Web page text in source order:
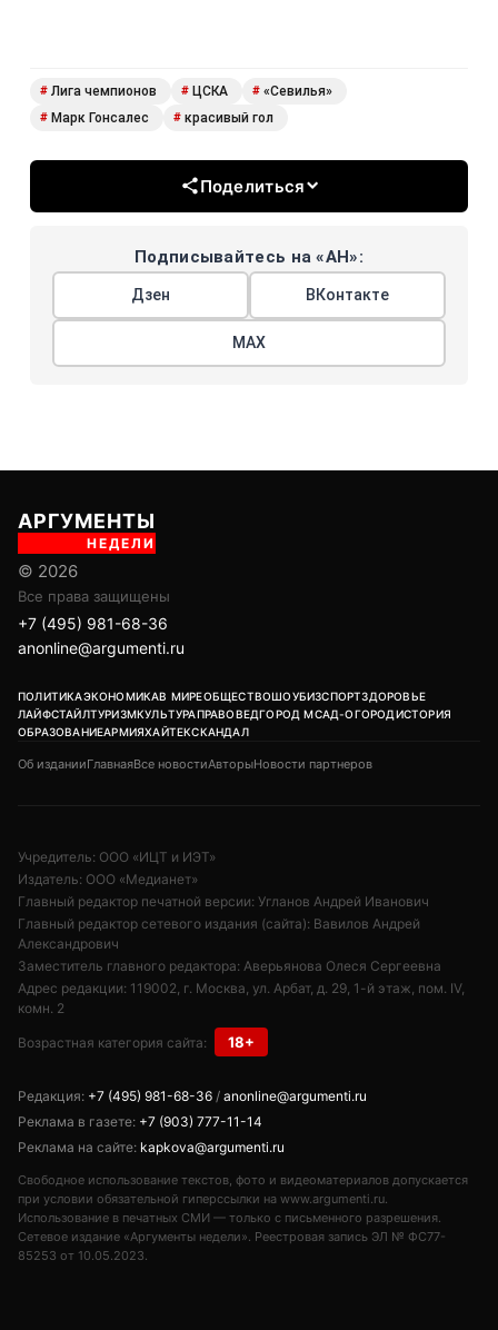
# Лига чемпионов # ЦСКА # «Севилья»
# Марк Гонсалес # красивый гол
Поделиться
Подписывайтесь на «АН»:
Дзен ВКонтакте
МАХ
АРГУМЕНТЫ
НЕДЕЛИ
© 2026
Все права защищены
+7 (495) 981-68-36
anonline@argumenti.ru
ПОЛИТИКАЭКОНОМИКАВ МИРЕОБЩЕСТВОШОУБИЗСПОРТЗДОРОВЬЕ
ЛАЙФСТАЙЛТУРИЗМКУЛЬТУРАПРАВОВЕДГОРОД МСАД-ОГОРОДИСТОРИЯ
ОБРАЗОВАНИЕАРМИЯХАЙТЕКСКАНДАЛ
Об изданииГлавнаяВсе новостиАвторыНовости партнеров
Учредитель: ООО «ИЦТ и ИЭТ»
Издатель: ООО «Медианет»
Главный редактор печатной версии: Угланов Андрей Иванович
Главный редактор сетевого издания (сайта): Вавилов Андрей
Александрович
Заместитель главного редактора: Аверьянова Олеся Сергеевна
Адрес редакции: 119002, г. Москва, ул. Арбат, д. 29, 1-й этаж, пом. IV,
комн. 2
Возрастная категория сайта: 18+
Редакция: +7 (495) 981-68-36 / anonline@argumenti.ru
Реклама в газете: +7 (903) 777-11-14
Реклама на сайте: kapkova@argumenti.ru
Свободное использование текстов, фото и видеоматериалов допускается
при условии обязательной гиперссылки на www.argumenti.ru.
Использование в печатных СМИ — только с письменного разрешения.
Сетевое издание «Аргументы недели». Реестровая запись ЭЛ № ФС77-
85253 от 10.05.2023.